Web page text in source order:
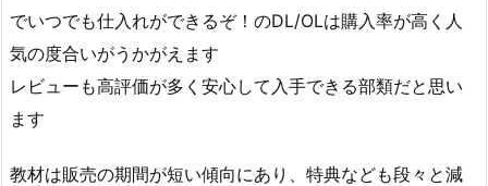
でいつでも仕入れができるぞ！のDL/OLは購入率が高く人
気の度合いがうかがえます
レビューも高評価が多く安心して入手できる部類だと思い
ます
教材は販売の期間が短い傾向にあり、特典なども段々と減